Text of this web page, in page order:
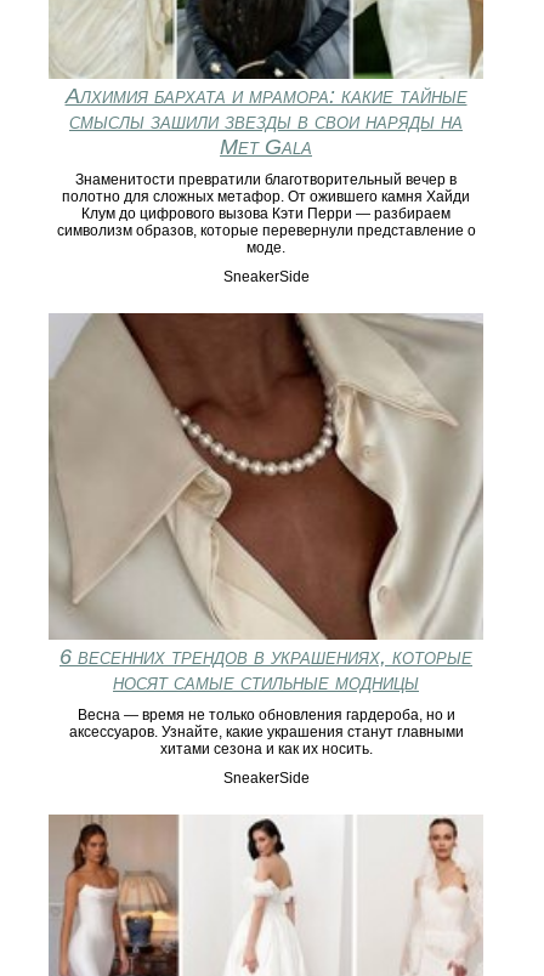
Алхимия бархата и мрамора: какие тайные
смыслы зашили звезды в свои наряды на
Met Gala
Знаменитости превратили благотворительный вечер в
полотно для сложных метафор. От ожившего камня Хайди
Клум до цифрового вызова Кэти Перри — разбираем
символизм образов, которые перевернули представление о
моде.
SneakerSide
6 весенних трендов в украшениях, которые
носят самые стильные модницы
Весна — время не только обновления гардероба, но и
аксессуаров. Узнайте, какие украшения станут главными
хитами сезона и как их носить.
SneakerSide